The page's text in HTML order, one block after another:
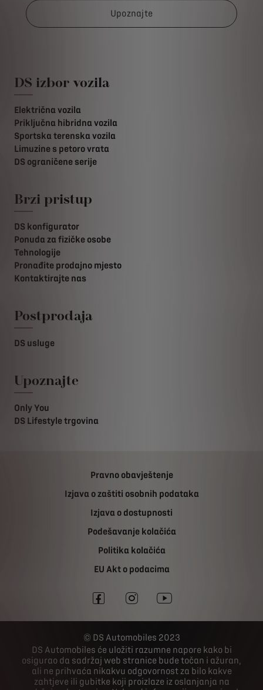
Upoznajte
DS izbor vozila
Električna vozila
Priključna hibridna vozila
Sportska terenska vozila
Limuzine s petoro vrata
DS ograničene serije
Brzi pristup
DS konfigurator
Ponuda za fizičke osobe
Tehnologije
Pronađite prodajno mjesto
Kontaktirajte nas
Postprodaja
DS usluge
Upoznajte
Only You
DS Lifestyle trgovina
Pravno obavještenje
Izjava o zaštiti osobnih podataka
Izjava o dostupnosti
Podešavanje kolačića
Politika kolačića
EU Akt o podacima
DS Automobiles 2023
DS Automobiles će uložiti razumne napore kako bi
osigurao da sadržaj web stranice bude točan i ažuran,
ali ne prihvaća nikakvu odgovornost za bilo kakve
zahtjeve ili gubitke koji proizlaze iz oslanjanja na